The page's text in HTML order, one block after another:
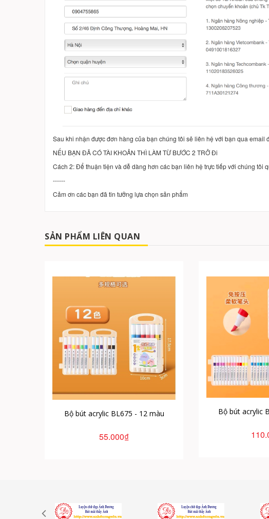
Sau khi nhận được đơn hàng của bạn chúng tôi sẽ liên hệ với bạn qua
NẾU BẠN ĐÃ CÓ TÀI KHOẢN THÌ LÀM TỪ BƯỚC 2 TRỞ Đi
Cách 2: Để thuận tiện và dễ dàng hơn các bạn liên hệ trực tiếp với chúng
------
Cảm ơn các bạn đã tin tưởng lựa chọn sản phẩm
SẢN PHẨM LIÊN QUAN
Bộ bút acrylic BL675 - 12 màu
55.000₫
Bộ bút acrylic